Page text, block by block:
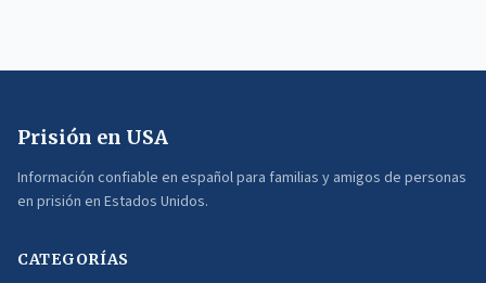
Prisión en USA
Información confiable en español para familias y amigos de personas
en prisión en Estados Unidos.
CATEGORÍAS